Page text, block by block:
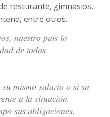
resturante, gimnasios,
entre otros.
nuestro país lo
de todos
mismo salario o si su
a la situación.
sus obligaciones.